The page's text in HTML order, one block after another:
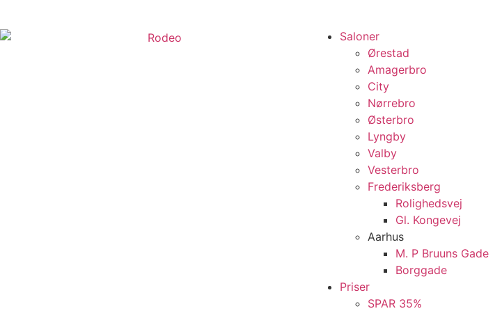
Saloner
Ørestad
Amagerbro
City
Nørrebro
Østerbro
Lyngby
Valby
Vesterbro
Frederiksberg
Rolighedsvej
Gl. Kongevej
Aarhus
M. P Bruuns Gade
Borggade
Priser
SPAR 35%